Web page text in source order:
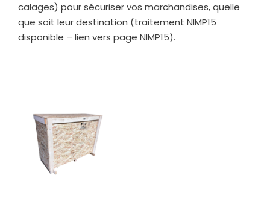
calages) pour sécuriser vos marchandises, quelle
que soit leur destination (traitement NIMP15
disponible – lien vers page NIMP15).